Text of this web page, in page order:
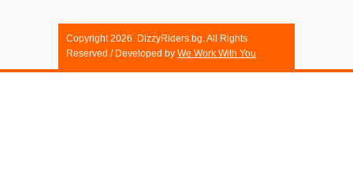
Copyright 2026. DizzyRiders.bg. All Rights
Reserved / Developed by We Work With You